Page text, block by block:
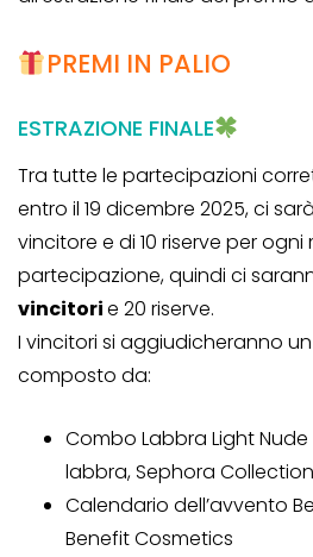
PREMI IN PALIO
ESTRAZIONE FINALE
Tra tutte le partecipazioni
entro il 19 dicembre 2025, ci
vincitore e di 10 riserve per
partecipazione, quindi ci
vincitorie 20 riserve.
I vincitori si aggiudicheranno un
composto da:
Combo Labbra Light
labbra, Sephora Collection
Calendario dell’avvento
Benefit Cosmetics